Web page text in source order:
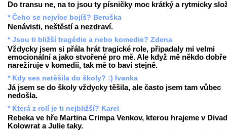
Do transu ne, na to jsou ty písničky moc krátký a rytmicky
* Čeho se nejvíce bojíš? Beruška
Nenávisti, neštěstí a nezdraví.
* Jsou ti bližší tragédie a nebo komedie? Zdena
Vždycky jsem si přála hrát tragické role, připadaly mi velmi
emocionální a jako stvořené pro mě. Ale když mě někdo dobře
narežíruje v komedii, tak mě to baví stejně.
* Kdy ses netěšila do školy? :) Ivanka
Já jsem se do školy vždycky těšila, ale často jsem tam vůbec
nedošla.
* Která z rolí je ti nejbližší? Karel
Rebeka ve hře Martina Crimpa Venkov, kterou hrajeme v
Kolowrat a Julie taky.